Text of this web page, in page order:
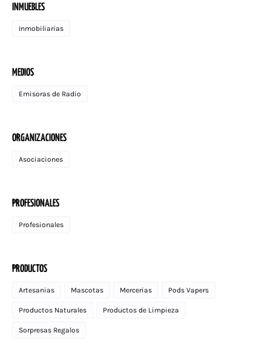
INMUEBLES
Inmobiliarias
MEDIOS
Emisoras de Radio
ORGANIZACIONES
Asociaciones
PROFESIONALES
Profesionales
PRODUCTOS
Artesanias Mascotas Mercerias Pods Vapers
Productos Naturales Productos de Limpieza
Sorpresas Regalos